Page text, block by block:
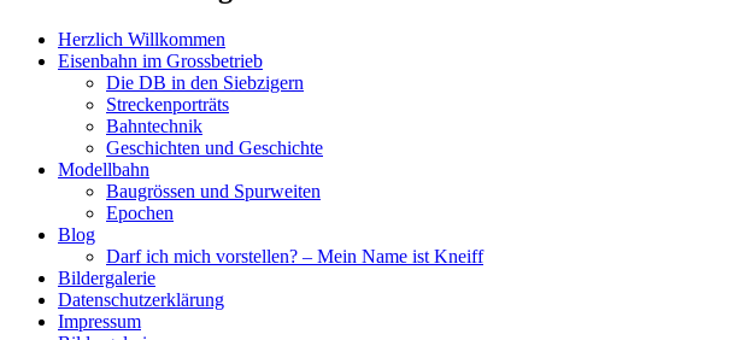
Herzlich Willkommen
Eisenbahn im Grossbetrieb
Die DB in den Siebzigern
Streckenporträts
Bahntechnik
Geschichten und Geschichte
Modellbahn
Baugrössen und Spurweiten
Epochen
Blog
Darf ich mich vorstellen? – Mein Name ist Kneiff
Bildergalerie
Datenschutzerklärung
Impressum